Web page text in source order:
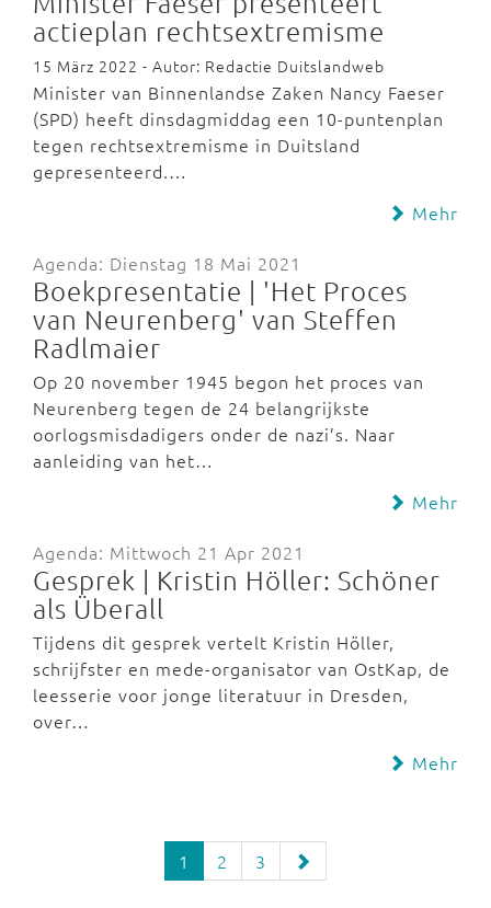
actieplan rechtsextremisme
15 März 2022 - Autor: Redactie Duitslandweb
Minister van Binnenlandse Zaken Nancy Faeser
(SPD) heeft dinsdagmiddag een 10-puntenplan
tegen rechtsextremisme in Duitsland
gepresenteerd.…
Mehr
Agenda: Dienstag 18 Mai 2021
Boekpresentatie | 'Het Proces
van Neurenberg' van Steffen
Radlmaier
Op 20 november 1945 begon het proces van
Neurenberg tegen de 24 belangrijkste
oorlogsmisdadigers onder de nazi’s. Naar
aanleiding van het…
Mehr
Agenda: Mittwoch 21 Apr 2021
Gesprek | Kristin Höller: Schöner
als Überall
Tijdens dit gesprek vertelt Kristin Höller,
schrijfster en mede-organisator van OstKap, de
leesserie voor jonge literatuur in Dresden,
over…
Mehr
1 2 3